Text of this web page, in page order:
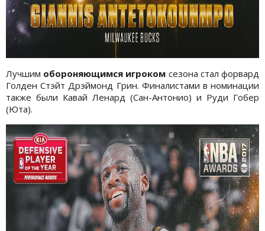
Лучшим обороняющимся игроком сезона стал форвард
Голден Стэйт Дрэймонд Грин. Финалистами в номинации
также были Кавай Ленард (Сан-Антонио) и Руди Гобер
(Юта).